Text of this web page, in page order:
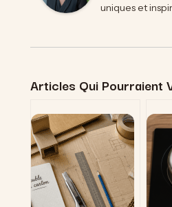
uniques et
Articles Qui Pourraient